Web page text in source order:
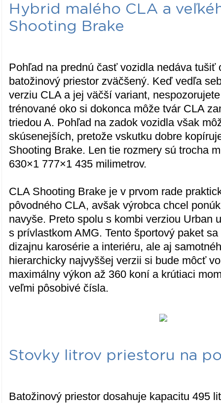
Hybrid malého CLA a
Shooting Brake
Pohľad na prednú časť vozidla nedáva tušiť
batožinový priestor zväčšený. Keď vedľa
verziu CLA a jej väčší variant,
trénované oko si dokonca môže tvár CLA
triedou A. Pohľad na zadok vozidla však
skúsenejších, pretože vskutku dobre
Shooting Brake. Len tie rozmery sú trocha
630×1 777×1 435 milimetrov.
CLA Shooting Brake je v prvom rade
pôvodného CLA, avšak výrobca chcel
navyše. Preto spolu s kombi verziou Urban
s prívlastkom AMG. Tento športový paket
dizajnu karosérie a interiéru, ale aj
hierarchicky najvyššej verzii si bude môcť
maximálny výkon až 360 koní a krútiaci
veľmi pôsobivé čísla.
Stovky litrov priestoru na
Batožinový priestor dosahuje kapacitu 495